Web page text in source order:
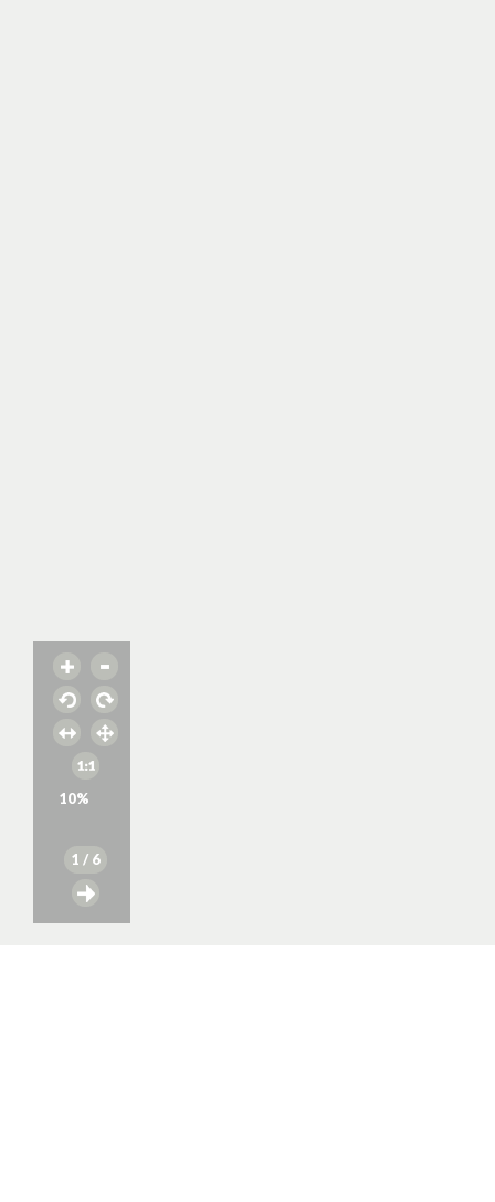
10%
1 / 6